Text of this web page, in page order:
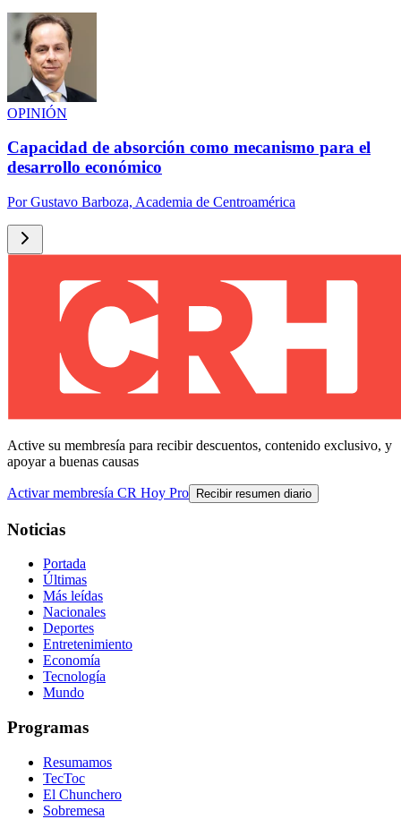
OPINIÓN
Capacidad de absorción como mecanismo para el
desarrollo económico
PorGustavo Barboza, Academia de Centroamérica
Active su membresía para recibir descuentos, contenido exclusivo, y
apoyar a buenas causas
Activar membresía CR Hoy Pro Recibir resumen diario
Noticias
Portada
Últimas
Más leídas
Nacionales
Deportes
Entretenimiento
Economía
Tecnología
Mundo
Programas
Resumamos
TecToc
El Chunchero
Sobremesa